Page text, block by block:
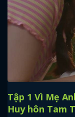
Tập 1 Vì Mẹ
Huy hôn Tam